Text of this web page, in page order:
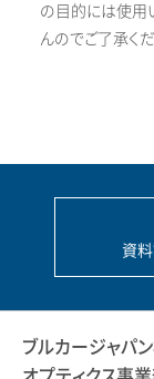
の目的には使用
んのでご了承くだ
資
ブルカージャパ